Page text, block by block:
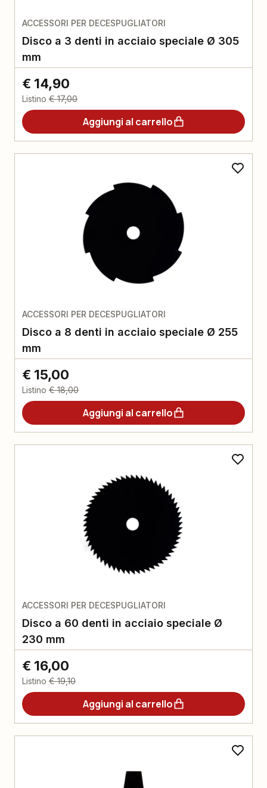
ACCESSORI PER DECESPUGLIATORI
Disco a 3 denti in acciaio speciale Ø 305
mm
€ 14,90
Listino € 17,00
Aggiungi al carrello
ACCESSORI PER DECESPUGLIATORI
Disco a 8 denti in acciaio speciale Ø 255
mm
€ 15,00
Listino € 18,00
Aggiungi al carrello
ACCESSORI PER DECESPUGLIATORI
Disco a 60 denti in acciaio speciale Ø
230 mm
€ 16,00
Listino € 19,10
Aggiungi al carrello